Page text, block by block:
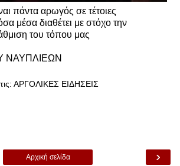
πάντα αρωγός σε τέτοιες
μέσα διαθέτει με στόχο την
του τόπου μας
ΝΑΥΠΛΙΕΩΝ
ΑΡΓΟΛΙΚΕΣ ΕΙΔΗΣΕΙΣ
›
Αρχική σελίδα